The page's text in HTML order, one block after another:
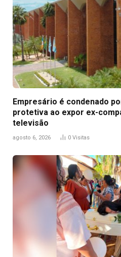
Empresário é condenado
protetiva ao expor ex-
televisão
agosto 6, 2026 0 Visitas